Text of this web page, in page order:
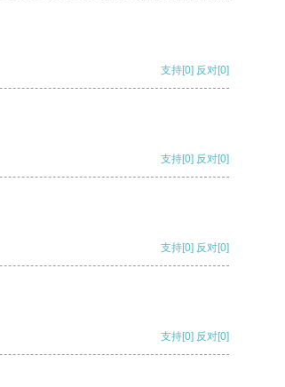
支持[0] 反对[0]
支持[0] 反对[0]
支持[0] 反对[0]
支持[0] 反对[0]